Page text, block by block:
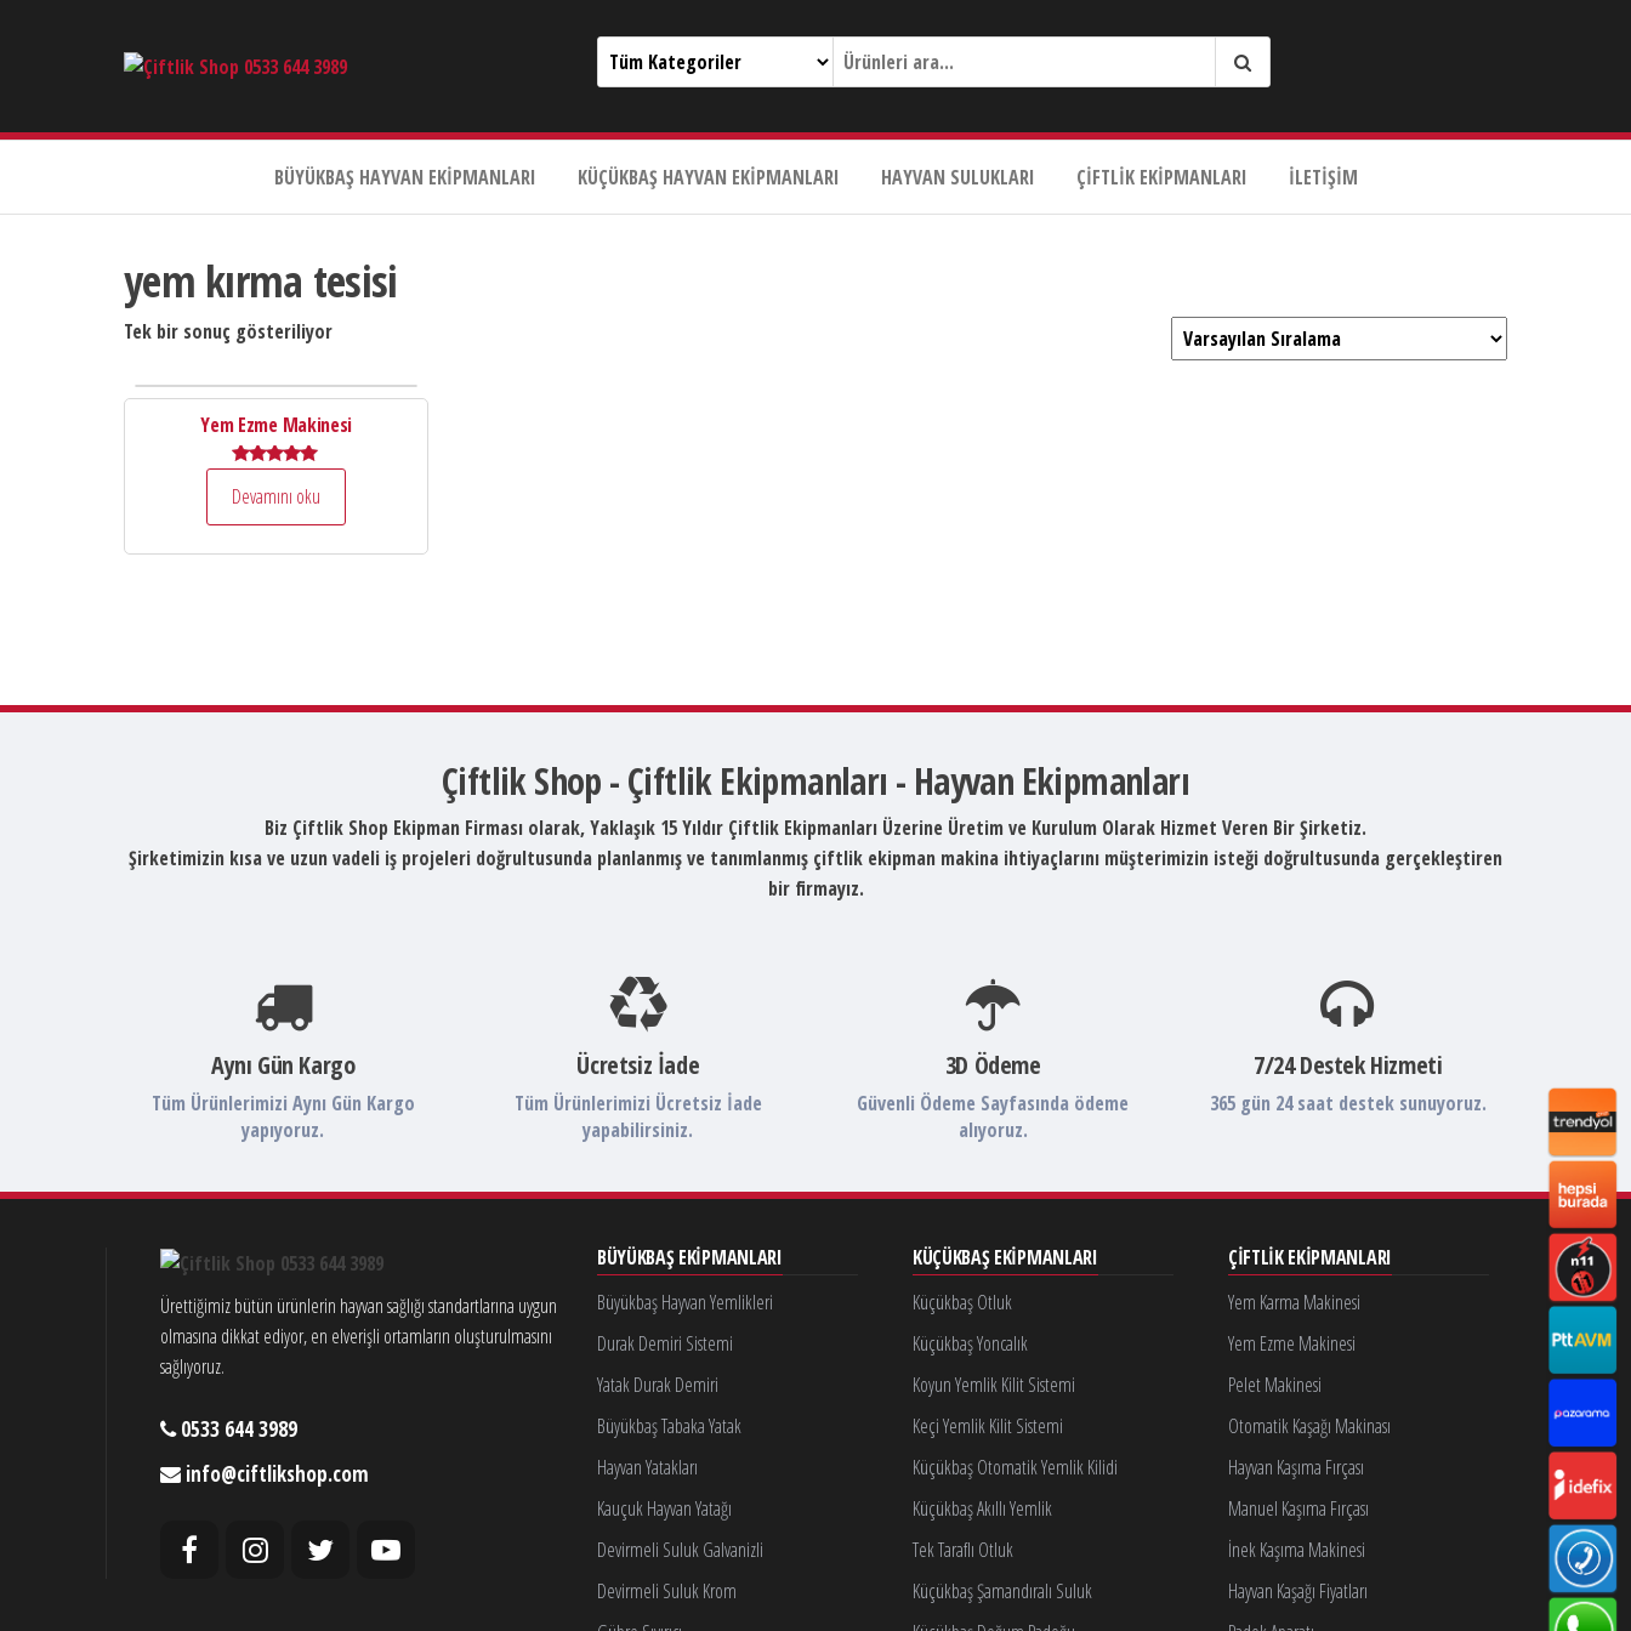
0533
644
3989
BÜYÜKBAŞ HAYVAN EKIPMANLARI KÜÇÜKBAŞ HAYVAN EKIPMANLARI HAYVAN SULUKLARI ÇIFTLIK EKIPMANLARI İLETIŞIM
yem kırma tesisi
Tek bir sonuç gösteriliyor
Yem Ezme Makinesi
5.00
oy aldı
Devamını oku
Çiftlik Shop - Çiftlik Ekipmanları - Hayvan Ekipmanları
Biz Çiftlik Shop Ekipman Firması olarak, Yaklaşık 15 Yıldır Çiftlik Ekipmanları Üzerine Üretim ve Kurulum Olarak Hizmet Veren Bir Şirketiz.
Şirketimizin kısa ve uzun vadeli iş projeleri doğrultusunda planlanmış ve tanımlanmış çiftlik ekipman makina ihtiyaçlarını müşterimizin isteği doğrultusunda gerçekleştiren
bir firmayız.
Aynı Gün Kargo
Tüm Ürünlerimizi Aynı Gün Kargo
yapıyoruz.
Ücretsiz İade
Tüm Ürünlerimizi Ücretsiz İade
yapabilirsiniz.
3D Ödeme
Güvenli Ödeme Sayfasında ödeme
alıyoruz.
7/24 Destek Hizmeti
365 gün 24 saat destek sunuyoruz.
Ürettiğimiz bütün ürünlerin hayvan sağlığı standartlarına uygun
olmasına dikkat ediyor, en elverişli ortamların oluşturulmasını
sağlıyoruz.
0533 644 3989
info@ciftlikshop.com
BÜYÜKBAŞ EKIPMANLARI
Büyükbaş Hayvan Yemlikleri
Durak Demiri Sistemi
Yatak Durak Demiri
Büyükbaş Tabaka Yatak
Hayvan Yatakları
Kauçuk Hayvan Yatağı
Devirmeli Suluk Galvanizli
Devirmeli Suluk Krom
KÜÇÜKBAŞ EKIPMANLARI
Küçükbaş Otluk
Küçükbaş Yoncalık
Koyun Yemlik Kilit Sistemi
Keçi Yemlik Kilit Sistemi
Küçükbaş Otomatik Yemlik Kilidi
Küçükbaş Akıllı Yemlik
Tek Taraflı Otluk
Küçükbaş Şamandıralı Suluk
ÇIFTLIK EKIPMANLARI
Yem Karma Makinesi
Yem Ezme Makinesi
Pelet Makinesi
Otomatik Kaşağı Makinası
Hayvan Kaşıma Fırçası
Manuel Kaşıma Fırçası
İnek Kaşıma Makinesi
Hayvan Kaşağı Fiyatları